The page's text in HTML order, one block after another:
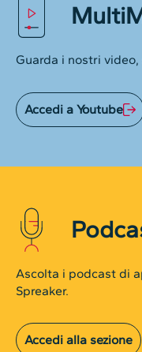
Guarda i nostri
Accedi a Youtube
Ascolta i podcast di
Spreaker.
Accedi alla sezione